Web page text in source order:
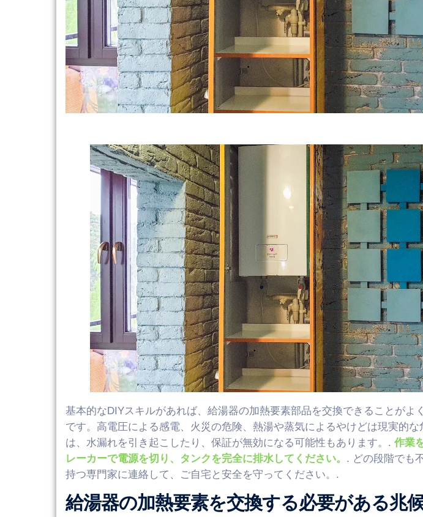
基本的なDIYスキルがあれば、給湯器の加熱要素部品を交換できることがよ
です。高電圧による感電、火災の危険、熱湯や蒸気によるやけどは現実的
は、水漏れを引き起こしたり、保証が無効になる可能性もあります。. 作業
レーカーで電源を切り、タンクを完全に排水してください。
. どの段階でも
持つ専門家に連絡して、ご自宅と安全を守ってください。.
給湯器の加熱要素を交換する必要がある兆